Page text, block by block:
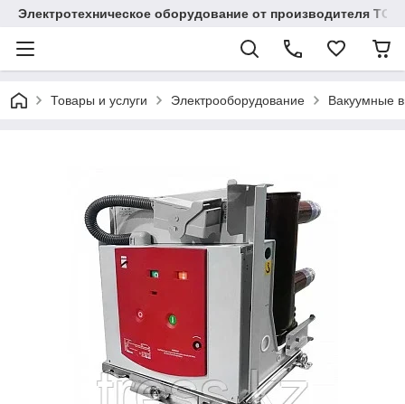
Электротехническое оборудование от производителя TOO
Товары и услуги Электрооборудование Вакуумные